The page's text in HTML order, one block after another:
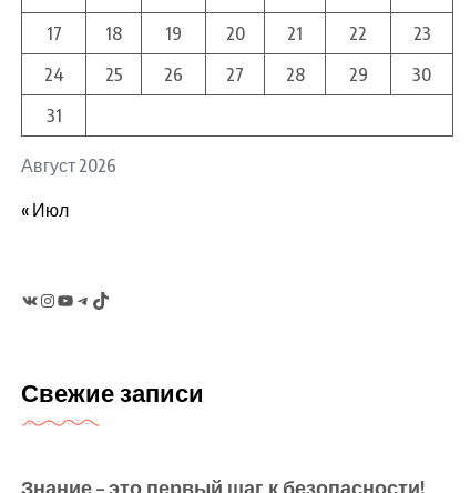
Август 2026
17
18 19 20 21 22
23
24
25 26 27 28 29
30
31
« Июл
Instagram
YouTubeTelegram
TikTok
Свежие записи
Знание – это первый шаг к безопасности!